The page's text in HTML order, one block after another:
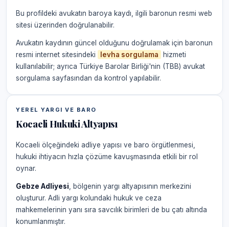
Bu profildeki avukatın baroya kaydı, ilgili baronun resmi web
sitesi üzerinden doğrulanabilir.
Avukatın kaydının güncel olduğunu doğrulamak için baronun
resmi internet sitesindeki
levha sorgulama
hizmeti
kullanılabilir; ayrıca Türkiye Barolar Birliği'nin (TBB) avukat
sorgulama sayfasından da kontrol yapılabilir.
YEREL YARGI VE BARO
Kocaeli Hukuki Altyapısı
Kocaeli ölçeğindeki adliye yapısı ve baro örgütlenmesi,
hukuki ihtiyacın hızla çözüme kavuşmasında etkili bir rol
oynar.
Gebze Adliyesi , bölgenin yargı altyapısının merkezini
oluşturur. Adli yargı kolundaki hukuk ve ceza
mahkemelerinin yanı sıra savcılık birimleri de bu çatı altında
konumlanmıştır.